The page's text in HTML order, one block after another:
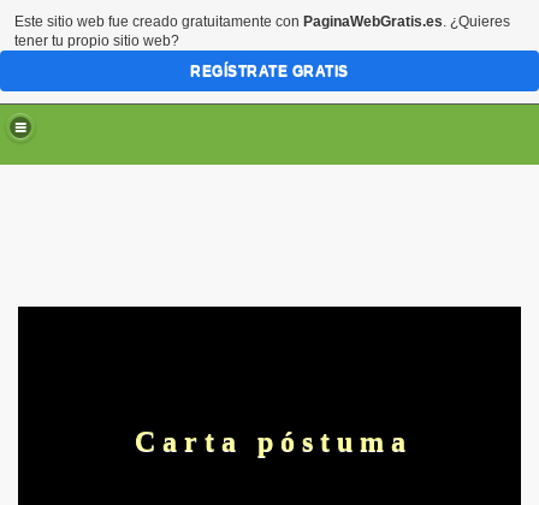
C a r t a p ó s t u m a
Este sitio web fue creado gratuitamente con PaginaWebGratis.es. ¿Quieres
tener tu propio sitio web?
REGÍSTRATE GRATIS